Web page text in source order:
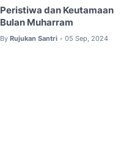
Peristiwa dan Keutamaan
Bulan Muharram
By Rujukan Santri • 05 Sep, 2024